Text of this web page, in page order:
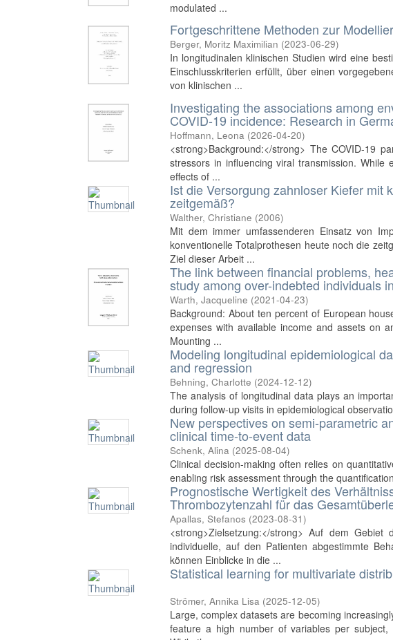
modulated ...
Fortgeschrittene Methoden zur
Berger, Moritz Maximilian (2023-06-29)
In longitudinalen klinischen Studien wird eine
Einschlusskriterien erfüllt, über einen
von klinischen ...
Investigating the associations among
COVID-19 incidence: Research in
Hoffmann, Leona (2026-04-20)
<strong>Background:</strong> The COVID-19
stressors in influencing viral transmission.
effects of ...
Ist die Versorgung zahnloser Kiefer mit
zeitgemäß?
Walther, Christiane (2006)
Mit dem immer umfassenderen Einsatz von
konventionelle Totalprothesen heute noch die
Ziel dieser Arbeit ...
The link between financial problems,
study among over-indebted individuals
Warth, Jacqueline (2021-04-23)
Background: About ten percent of European
expenses with available income and assets on
Mounting ...
Modeling longitudinal epidemiological
and regression
Behning, Charlotte (2024-12-12)
The analysis of longitudinal data plays an
during follow-up visits in epidemiological
New perspectives on semi-parametric
clinical time-to-event data
Schenk, Alina (2025-08-04)
Clinical decision-making often relies on
enabling risk assessment through the
Prognostische Wertigkeit des
Thrombozytenzahl für das
Apallas, Stefanos (2023-08-31)
<strong>Zielsetzung:</strong> Auf dem
individuelle, auf den Patienten abgestimmte
können Einblicke in die ...
Statistical learning for multivariate
Strömer, Annika Lisa (2025-12-05)
Large, complex datasets are becoming
feature a high number of variables per subject,